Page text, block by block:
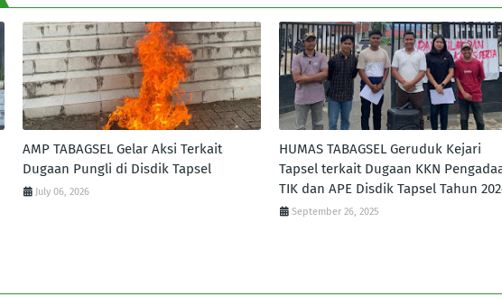
AMP TABAGSEL Gelar Aksi Terkait
Dugaan Pungli di Disdik Tapsel
July 06, 2026
HUMAS TABAGSEL Geruduk Kejari
Tapsel terkait Dugaan KKN
TIK dan APE Disdik Tapsel Tahun
September 26, 2025